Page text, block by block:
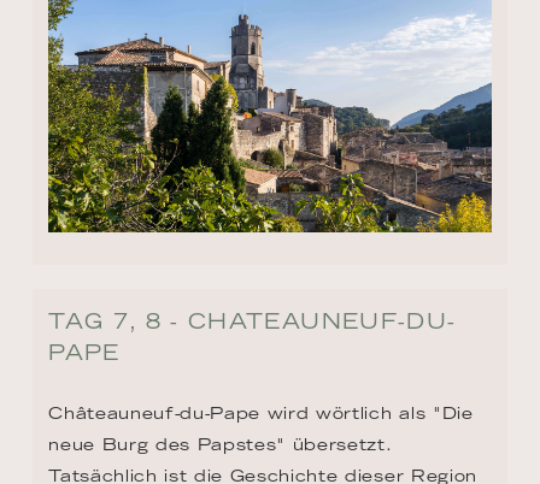
TAG 7, 8 - CHATEAUNEUF-DU-
PAPE
Châteauneuf-du-Pape wird wörtlich als "Die
neue Burg des Papstes" übersetzt.
Tatsächlich ist die Geschichte dieser Region